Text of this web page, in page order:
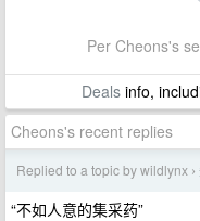
Per Cheons's
Dealsinfo,
Cheons's recent replies
Replied to a topic by wildlynx ›
“不如人意的集采药”